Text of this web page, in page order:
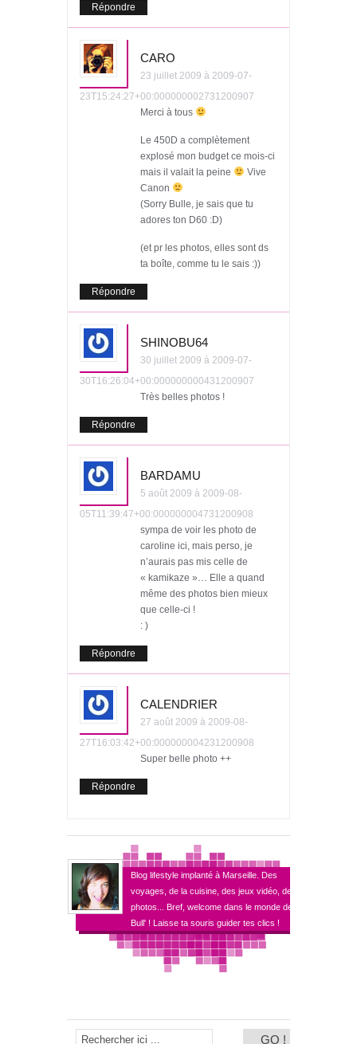
Répondre
CARO
23 juillet 2009 à 2009-07-
23T15:24:27+00:000000002731200907
Merci à tous
Le 450D a complètement
explosé mon budget ce mois-ci
mais il valait la peine
Vive
Canon
(Sorry Bulle, je sais que tu
adores ton D60 :D)
(et pr les photos, elles sont ds
ta boîte, comme tu le sais :))
Répondre
SHINOBU64
30 juillet 2009 à 2009-07-
30T16:26:04+00:000000000431200907
Très belles photos !
Répondre
BARDAMU
5 août 2009 à 2009-08-
05T11:39:47+00:000000004731200908
sympa de voir les photo de
caroline ici, mais perso, je
n’aurais pas mis celle de
« kamikaze »… Elle a quand
même des photos bien mieux
que celle-ci !
: )
Répondre
CALENDRIER
27 août 2009 à 2009-08-
27T16:03:42+00:000000004231200908
Super belle photo ++
Répondre
Blog lifestyle implanté à Marseille. Des
voyages, de la cuisine, des jeux vidéo, des
photos... Bref, welcome dans le monde de
Bull' ! Laisse ta souris guider tes clics !